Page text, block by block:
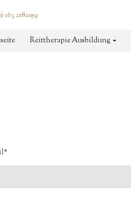
163 2182059
Reittherapie Ausbildung
*